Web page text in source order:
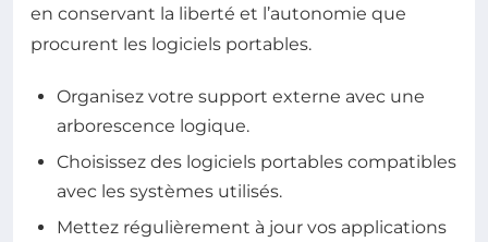
en conservant la liberté et l’autonomie que
procurent les logiciels portables.
Organisez votre support externe avec une
arborescence logique.
Choisissez des logiciels portables compatibles
avec les systèmes utilisés.
Mettez régulièrement à jour vos applications